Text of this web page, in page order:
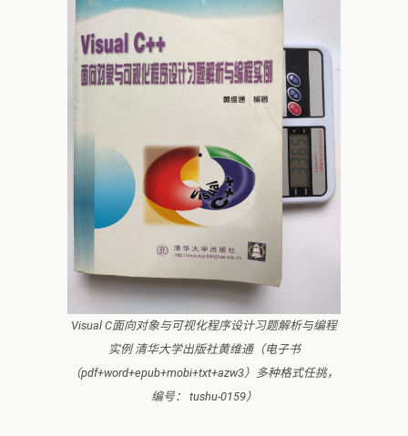
Visual C面向对象与可视化程序设计习题解析与编程
实例 清华大学出版社黄维通（电子书
（pdf+word+epub+mobi+txt+azw3）多种格式任挑，
编号： tushu-0159）